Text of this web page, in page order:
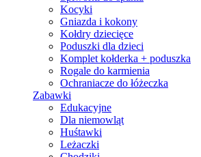
Kocyki
Gniazda i kokony
Kołdry dziecięce
Poduszki dla dzieci
Komplet kołderka + poduszka
Rogale do karmienia
Ochraniacze do łóżeczka
Zabawki
Edukacyjne
Dla niemowląt
Huśtawki
Leżaczki